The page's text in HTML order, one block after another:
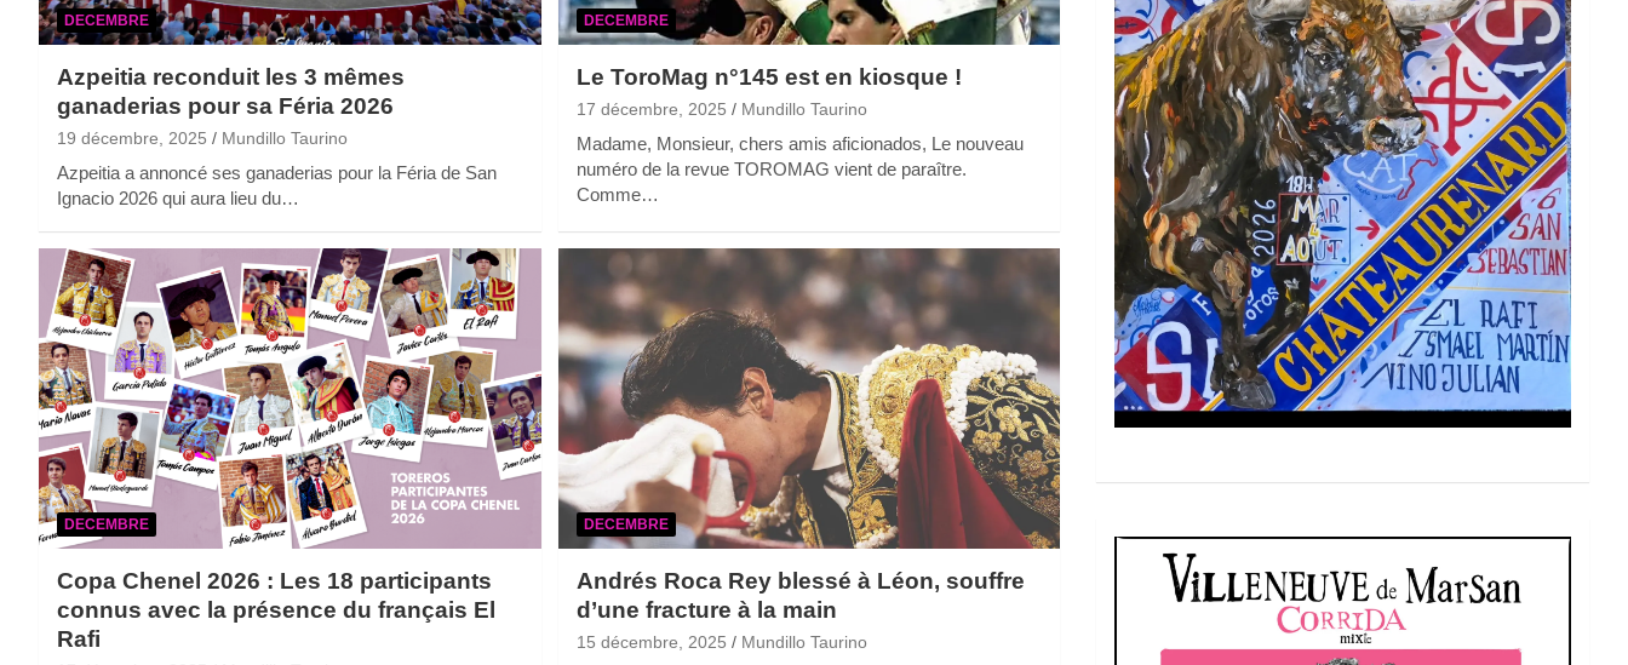
DECEMBRE
Azpeitia reconduit les 3 mêmes
ganaderias pour sa Féria 2026
19 décembre, 2025 Mundillo Taurino
Azpeitia a annoncé ses ganaderias pour la Féria de San
Ignacio 2026 qui aura lieu du…
DECEMBRE
Le ToroMag n°145 est en kiosque !
17 décembre, 2025 Mundillo Taurino
Madame, Monsieur, chers amis aficionados, Le nouveau
numéro de la revue TOROMAG vient de paraître.
Comme…
DECEMBRE
Copa Chenel 2026 : Les 18 participants
connus avec la présence du français El
Rafi
DECEMBRE
Andrés Roca Rey blessé à Léon, souffre
d’une fracture à la main
15 décembre, 2025 Mundillo Taurino